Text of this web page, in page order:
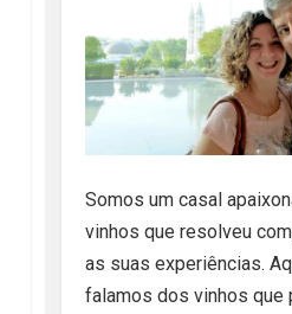
Somos um casal
vinhos que resolveu
as suas experiências.
falamos dos vinhos que